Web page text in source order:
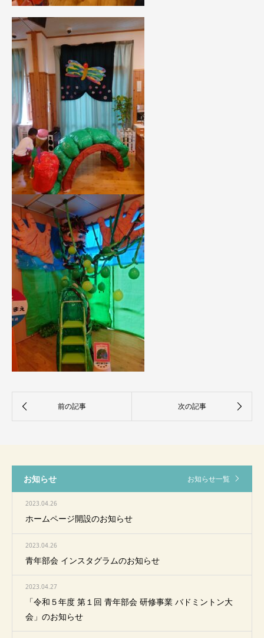
お知らせ お知らせ一覧
2023.04.26
ホームページ開設のお知らせ
2023.04.26
青年部会 インスタグラムのお知らせ
2023.04.27
「令和５年度 第１回 青年部会 研修事業 バドミントン大
会」のお知らせ